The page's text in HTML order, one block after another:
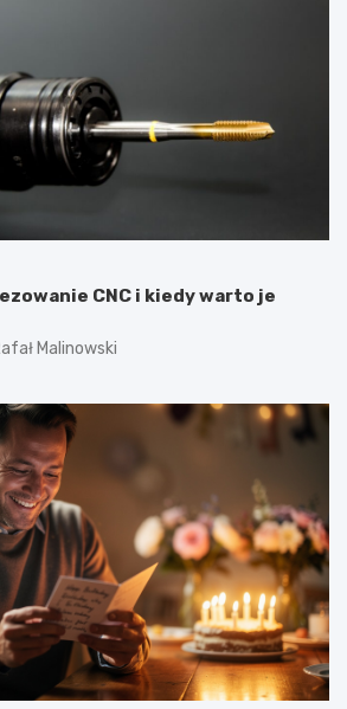
CNC i kiedy warto je
Malinowski